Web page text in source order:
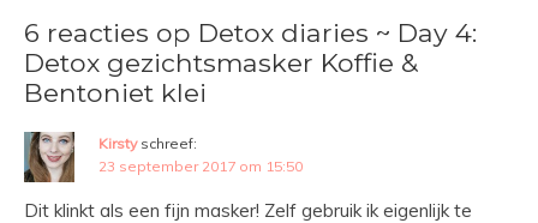
6 reacties op Detox diaries ~ Day 4:
Detox gezichtsmasker Koffie &
Bentoniet klei
Kirsty schreef:
23 september 2017 om 15:50
Dit klinkt als een fijn masker! Zelf gebruik ik eigenlijk te